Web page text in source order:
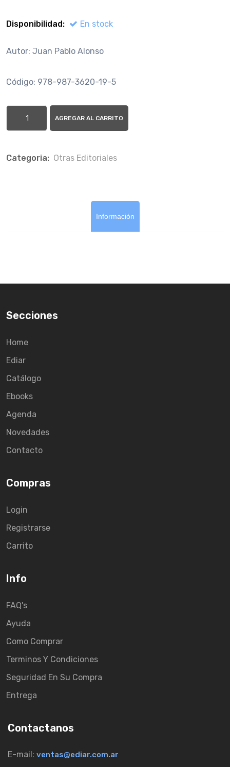
Disponibilidad: En stock
Autor: Juan Pablo Alonso
Código: 978-987-3620-19-5
AGREGAR AL CARRITO
Categoria: Otras Editoriales
Información
Secciones
Home
Ediar
Catálogo
Ebooks
Agenda
Novedades
Contacto
Compras
Login
Registrarse
Carrito
Info
FAQ's
Ayuda
Como Comprar
Terminos Y Condiciones
Seguridad En Su Compra
Entrega
Contactanos
E-mail: ventas@ediar.com.ar